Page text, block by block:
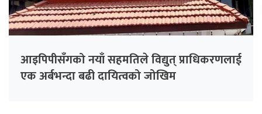
आइपिपीसँगको नयाँ सहमतिले विद्युत् प्राधिकरणलाई
एक अर्बभन्दा बढी दायित्वको जोखिम